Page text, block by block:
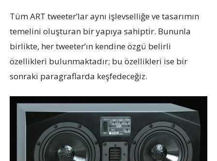
Tüm ART tweeter’lar aynı işlevselliğe ve tasarımın
temelini oluşturan bir yapıya sahiptir. Bununla
birlikte, her tweeter’ın kendine özgü belirli
özellikleri bulunmaktadır; bu özellikleri ise bir
sonraki paragraflarda keşfedeceğiz.